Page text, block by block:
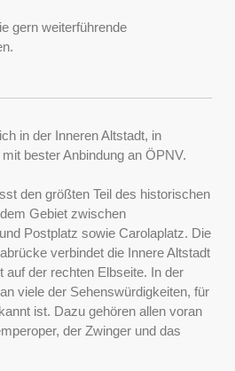
gern weiterführende
in der Inneren Altstadt, in
bester Anbindung an ÖPNV.
den größten Teil des historischen
Gebiet zwischen
Postplatz sowie Carolaplatz. Die
verbindet die Innere Altstadt
auf der rechten Elbseite. In der
viele der Sehenswürdigkeiten, für
ist. Dazu gehören allen voran
der Zwinger und das